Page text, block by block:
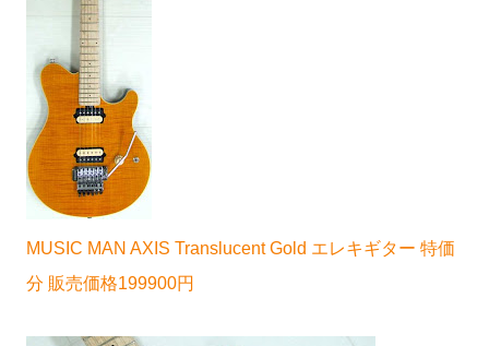
MUSIC MAN AXIS Translucent Gold エレキギター 特価
分 販売価格199900円